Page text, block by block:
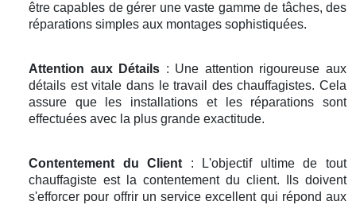
être capables de gérer une vaste gamme de tâches, des
réparations simples aux montages sophistiquées.
Attention aux Détails : Une attention rigoureuse aux
détails est vitale dans le travail des chauffagistes. Cela
assure que les installations et les réparations sont
effectuées avec la plus grande exactitude.
Contentement du Client: L'objectif ultime de tout
chauffagiste est la contentement du client. Ils doivent
s'efforcer pour offrir un service excellent qui répond aux